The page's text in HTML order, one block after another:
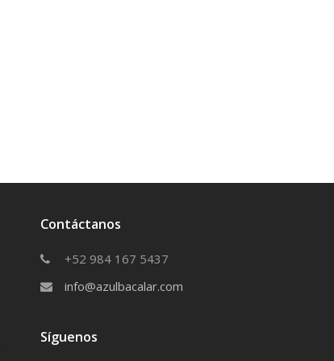
Contáctanos
+52 984 167 5437
info@azulbacalar.com
Síguenos